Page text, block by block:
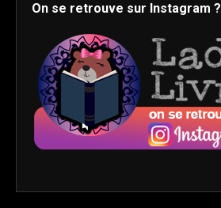
On se retrouve sur Instagram ?